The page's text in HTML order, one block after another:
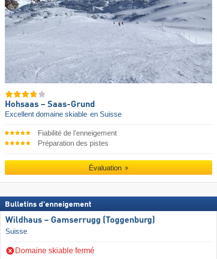
Hohsaas – Saas-Grund
Excellent domaine skiable en Suisse
Fiabilité de l'enneigement
Préparation des pistes
Évaluation
Bulletins d'enneigement
Wildhaus – Gamserrugg (Toggenburg)
Suisse
Domaine skiable fermé